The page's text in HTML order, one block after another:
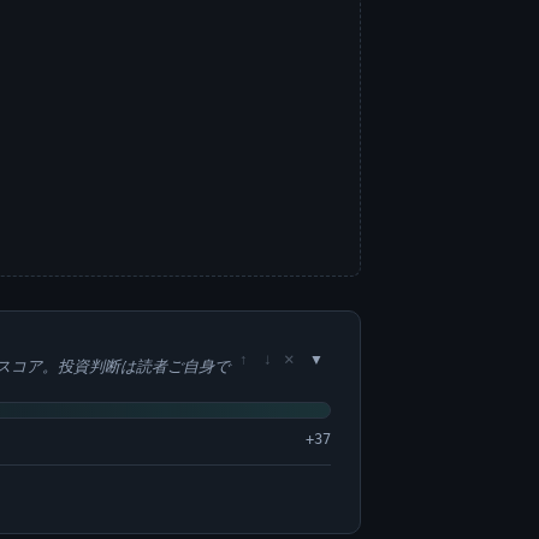
コア。投資判断は読者ご自身で ↑ ↓ ×
+37